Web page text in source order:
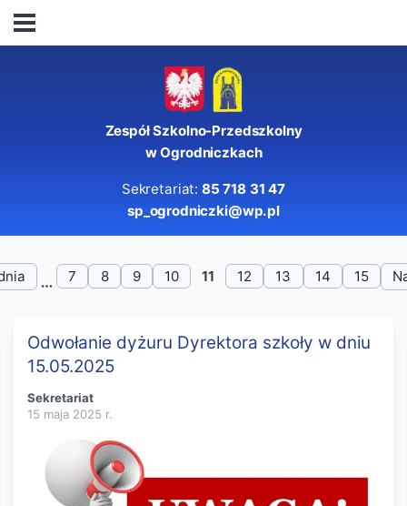
Zespół Szkolno-Przedszkolny
w Ogrodniczkach
Sekretariat: 85 718 31 47
sp_ogrodniczki@wp.pl
7 8 9 10 11 12 13 14 15
Odwołanie dyżuru Dyrektora szkoły w dniu
15.05.2025
Sekretariat
15 maja 2025 r.